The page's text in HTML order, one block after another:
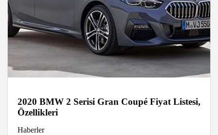
2020 BMW 2 Serisi Gran Coupé Fiyat Listesi,
Özellikleri
Haberler